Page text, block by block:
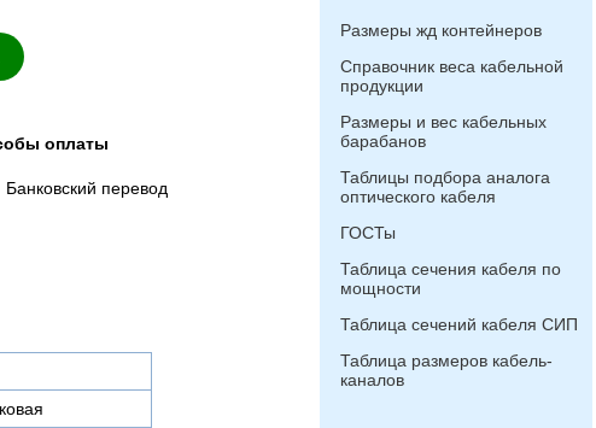
оплаты
Банковский перевод
Размеры жд контейнеров
Справочник веса кабельной
продукции
Размеры и вес кабельных
барабанов
Таблицы подбора аналога
оптического кабеля
ГОСТы
Таблица сечения кабеля по
мощности
Таблица сечений кабеля СИП
Таблица размеров кабель-
каналов